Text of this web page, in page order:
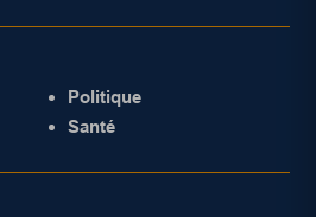
Politique
Santé